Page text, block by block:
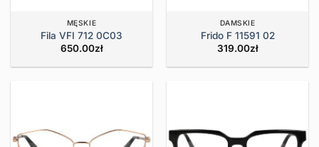
MĘSKIE
Fila VFI 712 0C03
650.00zł
DAMSKIE
Frido F 11591 02
319.00zł